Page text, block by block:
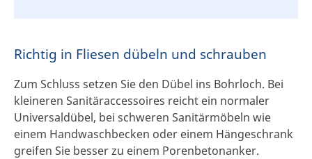
Richtig in Fliesen dübeln und schrauben
Zum Schluss setzen Sie den Dübel ins Bohrloch. Bei
kleineren Sanitäraccessoires reicht ein normaler
Universaldübel, bei schweren Sanitärmöbeln wie
einem Handwaschbecken oder einem Hängeschrank
greifen Sie besser zu einem Porenbetonanker.